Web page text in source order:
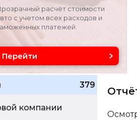
расчёт стоимости
с учетом всех расходов и
платежей.
Перейти
379 845
компании